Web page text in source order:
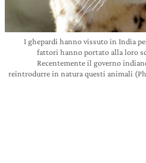
I ghepardi hanno vissuto in India
fattori hanno portato alla loro
Recentemente il governo
reintrodurre in natura questi animali